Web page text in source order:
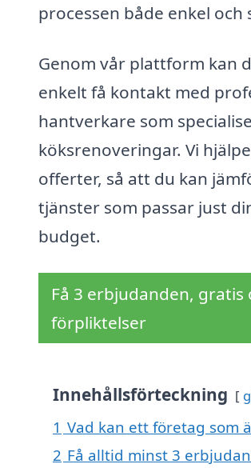
processen både enkel och
Genom vår plattform kan
enkelt få kontakt med
hantverkare som
köksrenoveringar. Vi
offerter, så att du kan
tjänster som passar just
budget.
Få 3 erbjudanden, gratis
förpliktelser
Innehållsförteckning
1 Vad kan ett företag som
2 Få alltid minst 3